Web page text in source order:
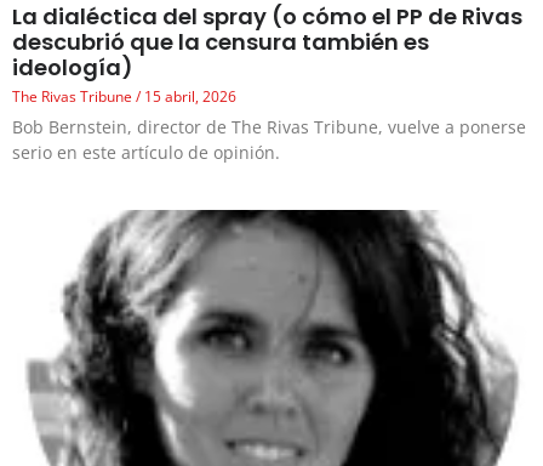
La dialéctica del spray (o cómo el PP de Rivas
descubrió que la censura también es
ideología)
The Rivas Tribune 15 abril, 2026
Bob Bernstein, director de The Rivas Tribune, vuelve a ponerse
serio en este artículo de opinión.